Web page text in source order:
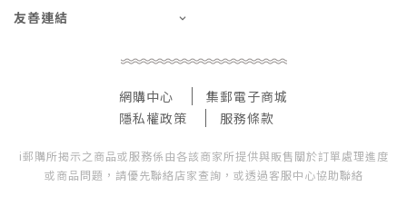
友善連結
網購中心
集郵電子商城
隱私權政策
服務條款
i郵購所揭示之商品或服務係由各該商家所提供與販售關於訂單處理進度
或商品問題，請優先聯絡店家查詢，或透過客服中心協助聯絡